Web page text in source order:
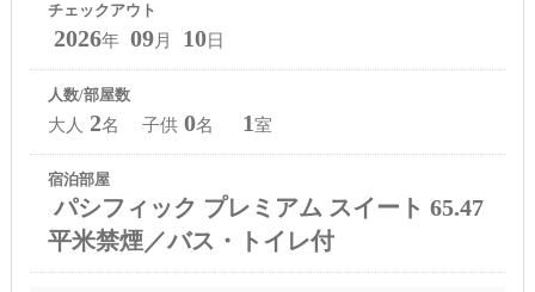
チェックアウト
2026年 09月 10日
人数/部屋数
大人 2名 子供 0名 1室
宿泊部屋
パシフィック プレミアム スイート 65.47
平米禁煙／バス・トイレ付